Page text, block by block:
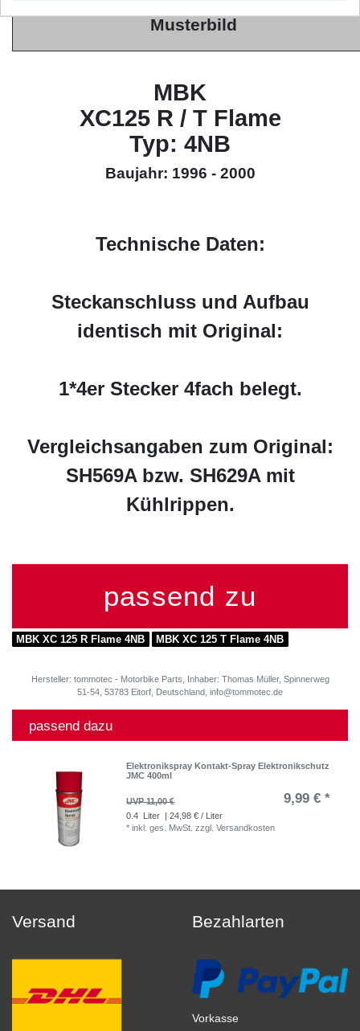
Musterbild
MBK
XC125 R / T Flame
Typ: 4NB
Baujahr: 1996 - 2000
Technische Daten:
Steckanschluss und Aufbau
identisch mit Original:
1*4er Stecker 4fach belegt.
Vergleichsangaben zum Original:
SH569A bzw. SH629A mit
Kühlrippen.
passend zu
MBK XC 125 R Flame 4NB MBK XC 125 T Flame 4NB
Hersteller: tommotec - Motorbike Parts, Inhaber: Thomas Müller, Spinnerweg
51-54, 53783 Eitorf, Deutschland, info@tommotec.de
passend dazu
Elektronikspray Kontakt-Spray Elektronikschutz
JMC 400ml
UVP 11,00 € 9,99 € *
0.4 Liter
| 24,98 € / Liter
*inkl. ges. MwSt. zzgl.Versandkosten
Versand Bezahlarten
Vorkasse